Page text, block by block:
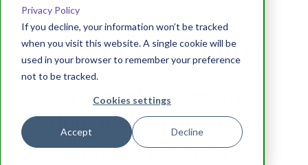
Privacy Policy
If you decline, your information won’t be tracked
when you visit this website. A single cookie will be
used in your browser to remember your preference
not to be tracked.
Cookies settings
Accept Decline
Cradle to Cradle:
El papel de Design
Thinking y el Diseño de
Productos en la